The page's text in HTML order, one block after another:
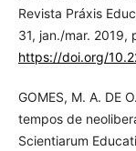
Revista Práxis
31, jan./mar. 2019,
https://doi.org/
GOMES, M. A. DE
tempos de
Scientiarum